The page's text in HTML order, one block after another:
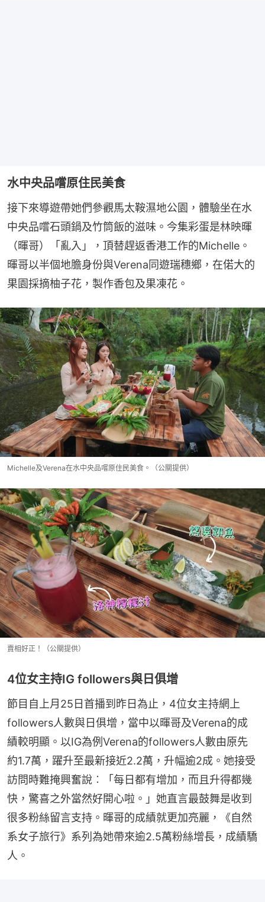
水中央品嚐原住民美食
接下來導遊帶她們參觀馬太鞍濕地公園，體驗坐在水
中央品嚐石頭鍋及竹筒飯的滋味。今集彩蛋是林映暉
（暉哥）「亂入」，頂替趕返香港工作的Michelle。
暉哥以半個地膽身份與Verena同遊瑞穗鄉，在偌大的
果園採摘柚子花，製作香包及果凍花。
Michelle及Verena在水中央品嚐原住民美食。（公關提供）
賣相好正！（公關提供）
4位女主持IG followers與日俱增
節目自上月25日首播到昨日為止，4位女主持網上
followers人數與日俱增，當中以暉哥及Verena的成
績較明顯。以IG為例Verena的followers人數由原先
約1.7萬，躍升至最新接近2.2萬，升幅逾2成。她接受
訪問時難掩興奮說︰「每日都有增加，而且升得都幾
快，驚喜之外當然好開心啦。」她直言最鼓舞是收到
很多粉絲留言支持。暉哥的成績就更加亮麗，《自然
系女子旅行》系列為她帶來逾2.5萬粉絲增長，成績驕
人。